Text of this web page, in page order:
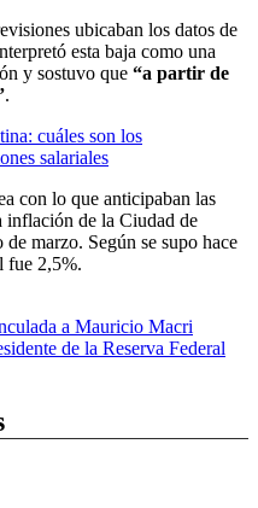
ubicaban los datos de
esta baja como una
y sostuvo que “a partir de
.
cuáles son los
salariales
con lo que anticipaban las
inflación de la Ciudad de
marzo. Según se supo hace
fue 2,5%.
a Mauricio Macri
de la Reserva Federal